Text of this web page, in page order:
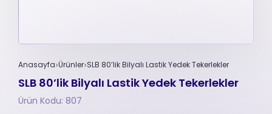
Anasayfa Ürünler SLB 80’lik Bilyalı Lastik Yedek Tekerlekler
SLB 80’lik Bilyalı Lastik Yedek Tekerlekler
Ürün Kodu: 807